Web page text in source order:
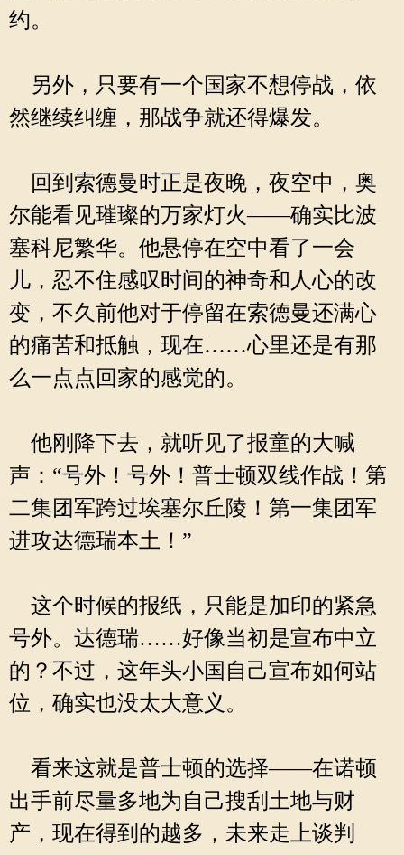
约。
另外，只要有一个国家不想停战，依
然继续纠缠，那战争就还得爆发。
回到索德曼时正是夜晚，夜空中，奥
尔能看见璀璨的万家灯火——确实比波
塞科尼繁华。他悬停在空中看了一会
儿，忍不住感叹时间的神奇和人心的改
变，不久前他对于停留在索德曼还满心
的痛苦和抵触，现在……心里还是有那
么一点点回家的感觉的。
他刚降下去，就听见了报童的大喊
声：“号外！号外！普士顿双线作战！第
二集团军跨过埃塞尔丘陵！第一集团军
进攻达德瑞本土！”
这个时候的报纸，只能是加印的紧急
号外。达德瑞……好像当初是宣布中立
的？不过，这年头小国自己宣布如何站
位，确实也没太大意义。
看来这就是普士顿的选择——在诺顿
出手前尽量多地为自己搜刮土地与财
产，现在得到的越多，未来走上谈判